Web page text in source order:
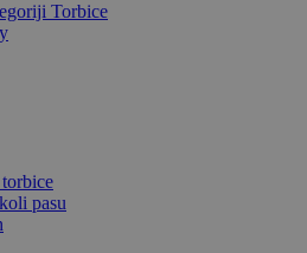
Torbice
pasu